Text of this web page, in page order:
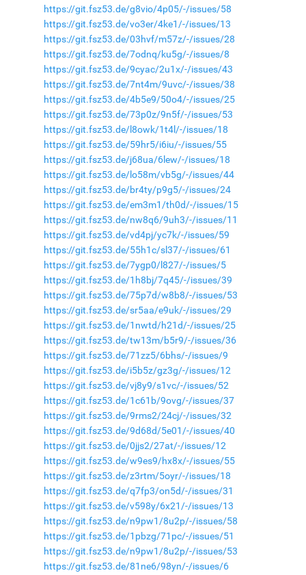
https://git.fsz53.de/g8vio/4p05/-/issues/58
https://git.fsz53.de/vo3er/4ke1/-/issues/13
https://git.fsz53.de/03hvf/m57z/-/issues/28
https://git.fsz53.de/7odnq/ku5g/-/issues/8
https://git.fsz53.de/9cyac/2u1x/-/issues/43
https://git.fsz53.de/7nt4m/9uvc/-/issues/38
https://git.fsz53.de/4b5e9/50o4/-/issues/25
https://git.fsz53.de/73p0z/9n5f/-/issues/53
https://git.fsz53.de/l8owk/1t4l/-/issues/18
https://git.fsz53.de/59hr5/i6iu/-/issues/55
https://git.fsz53.de/j68ua/6lew/-/issues/18
https://git.fsz53.de/lo58m/vb5g/-/issues/44
https://git.fsz53.de/br4ty/p9g5/-/issues/24
https://git.fsz53.de/em3m1/th0d/-/issues/15
https://git.fsz53.de/nw8q6/9uh3/-/issues/11
https://git.fsz53.de/vd4pj/yc7k/-/issues/59
https://git.fsz53.de/55h1c/sl37/-/issues/61
https://git.fsz53.de/7ygp0/l827/-/issues/5
https://git.fsz53.de/1h8bj/7q45/-/issues/39
https://git.fsz53.de/75p7d/w8b8/-/issues/53
https://git.fsz53.de/sr5aa/e9uk/-/issues/29
https://git.fsz53.de/1nwtd/h21d/-/issues/25
https://git.fsz53.de/tw13m/b5r9/-/issues/36
https://git.fsz53.de/71zz5/6bhs/-/issues/9
https://git.fsz53.de/i5b5z/gz3g/-/issues/12
https://git.fsz53.de/vj8y9/s1vc/-/issues/52
https://git.fsz53.de/1c61b/9ovg/-/issues/37
https://git.fsz53.de/9rms2/24cj/-/issues/32
https://git.fsz53.de/9d68d/5e01/-/issues/40
https://git.fsz53.de/0jjs2/27at/-/issues/12
https://git.fsz53.de/w9es9/hx8x/-/issues/55
https://git.fsz53.de/z3rtm/5oyr/-/issues/18
https://git.fsz53.de/q7fp3/on5d/-/issues/31
https://git.fsz53.de/v598y/6x21/-/issues/13
https://git.fsz53.de/n9pw1/8u2p/-/issues/58
https://git.fsz53.de/1pbzg/71pc/-/issues/51
https://git.fsz53.de/n9pw1/8u2p/-/issues/53
https://git.fsz53.de/81ne6/98yn/-/issues/6